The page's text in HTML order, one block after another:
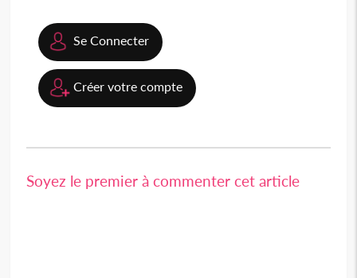
Se Connecter
Créer votre compte
Soyez le premier à commenter cet article